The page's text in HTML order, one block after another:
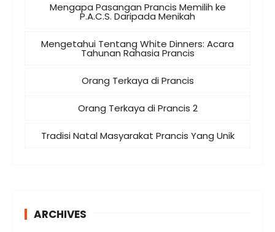
Mengapa Pasangan Prancis Memilih ke
P.A.C.S. Daripada Menikah
Mengetahui Tentang White Dinners: Acara
Tahunan Rahasia Prancis
Orang Terkaya di Prancis
Orang Terkaya di Prancis 2
Tradisi Natal Masyarakat Prancis Yang Unik
ARCHIVES